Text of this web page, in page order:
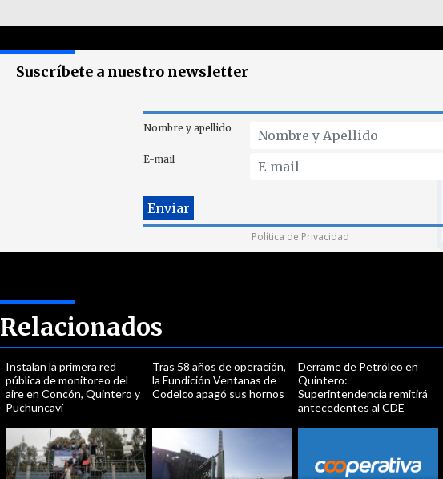
Suscríbete a nuestro newsletter
Nombre y apellido
E-mail
Política de Privacidad
Relacionados
Instalan la primera red
pública de monitoreo del
aire en Concón, Quintero y
Puchuncaví
Tras 58 años de operación,
la Fundición Ventanas de
Codelco apagó sus hornos
Derrame de Petróleo en
Quintero:
Superintendencia remitirá
antecedentes al CDE